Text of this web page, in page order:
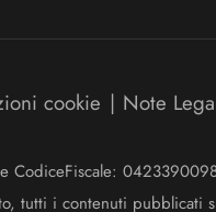
cookie | Note
CodiceFiscale:
tutti i contenuti pubblicati